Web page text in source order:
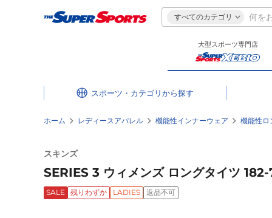
すべてのカテゴリ
大型スポーツ専門店
スポーツ・カテゴリ
ホーム レディースアパレル 機能性インナーウェア 機能性ロ
スキンズ
SERIES 3 ウィメンズ ロングタイツ
SALE 残りわずか LADIES 返品不可